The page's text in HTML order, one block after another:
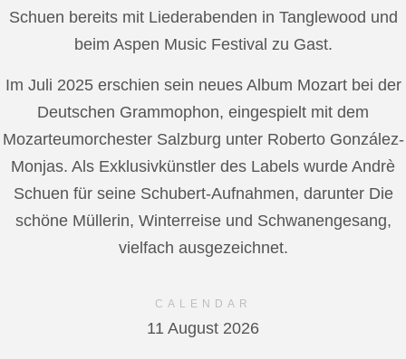
Schuen bereits mit Liederabenden in Tanglewood und
beim Aspen Music Festival zu Gast.
Im Juli 2025 erschien sein neues Album Mozart bei der
Deutschen Grammophon, eingespielt mit dem
Mozarteumorchester Salzburg unter Roberto González-
Monjas. Als Exklusivkünstler des Labels wurde Andrè
Schuen für seine Schubert-Aufnahmen, darunter Die
schöne Müllerin, Winterreise und Schwanengesang,
vielfach ausgezeichnet.
CALENDAR
11 August 2026